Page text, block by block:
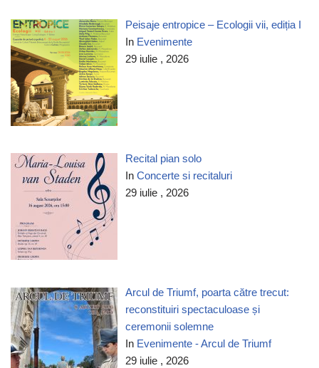
Peisaje entropice – Ecologii vii, ediția I
In Evenimente
29 iulie , 2026
Recital pian solo
InConcerte si recitaluri
29 iulie , 2026
Arcul de Triumf, poarta către trecut:
reconstituiri spectaculoase și
ceremonii solemne
In Evenimente - Arcul de Triumf
29 iulie , 2026